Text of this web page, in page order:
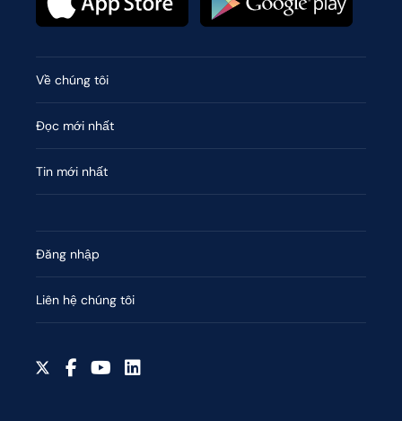
Về chúng tôi
Đọc mới nhất
Tin mới nhất
Đăng nhập
Liên hệ chúng tôi